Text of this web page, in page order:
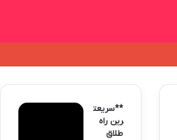
**سریعت
رین راه
طلاق